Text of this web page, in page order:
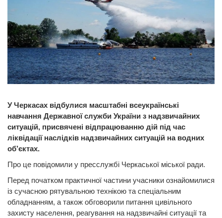
У Черкасах відбулися масштабні всеукраїнські
навчання Державної служби України з надзвичайних
ситуацій, присвячені відпрацюванню дій під час
ліквідації наслідків надзвичайних ситуацій на водних
об’єктах.
Про це повідомили у пресслужбі Черкаської міської ради.
Перед початком практичної частини учасники ознайомилися
із сучасною рятувальною технікою та спеціальним
обладнанням, а також обговорили питання цивільного
захисту населення, реагування на надзвичайні ситуації та